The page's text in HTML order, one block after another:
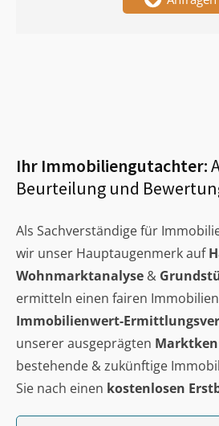
Ihr Immobiliengutachter:
Beurteilung und
Als Sachverständige für
wir unser Hauptaugenmerk auf
Wohnmarktanalyse &
ermitteln einen fairen
Immobilienwert-
unserer ausgeprägten
bestehende & zukünftige
Sie nach einen kostenlosen